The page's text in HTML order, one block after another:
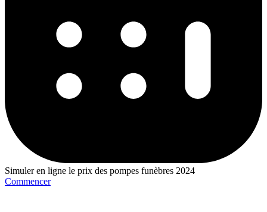
Simuler en ligne le prix des pompes funèbres 2024
Commencer